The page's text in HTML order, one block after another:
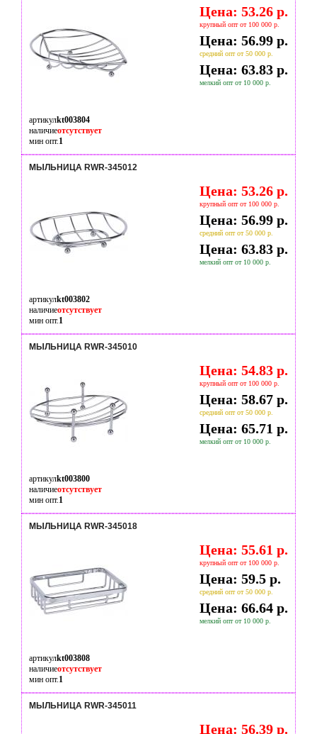
Цена: 53.26 р.
крупный опт от 100 000 р.
Цена: 56.99 р.
средний опт от 50 000 р.
Цена: 63.83 р.
мелкий опт от 10 000 р.
артикулkt003804
наличиеотсутствует
мин опт.1
МЫЛЬНИЦА RWR-345012
Цена: 53.26 р.
крупный опт от 100 000 р.
Цена: 56.99 р.
средний опт от 50 000 р.
Цена: 63.83 р.
мелкий опт от 10 000 р.
артикулkt003802
наличиеотсутствует
мин опт.1
МЫЛЬНИЦА RWR-345010
Цена: 54.83 р.
крупный опт от 100 000 р.
Цена: 58.67 р.
средний опт от 50 000 р.
Цена: 65.71 р.
мелкий опт от 10 000 р.
артикулkt003800
наличиеотсутствует
мин опт.1
МЫЛЬНИЦА RWR-345018
Цена: 55.61 р.
крупный опт от 100 000 р.
Цена: 59.5 р.
средний опт от 50 000 р.
Цена: 66.64 р.
мелкий опт от 10 000 р.
артикулkt003808
наличиеотсутствует
мин опт.1
МЫЛЬНИЦА RWR-345011
Цена: 56.39 р.